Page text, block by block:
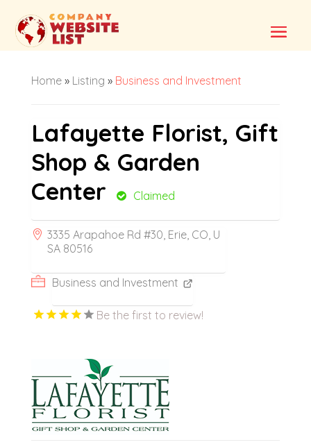
Home» Listing » Business and Investment
Lafayette Florist, Gift
Shop & Garden
Center
Claimed
3335 Arapahoe Rd #30, Erie, CO, U
SA 80516
Business and Investment
Be the first to review!